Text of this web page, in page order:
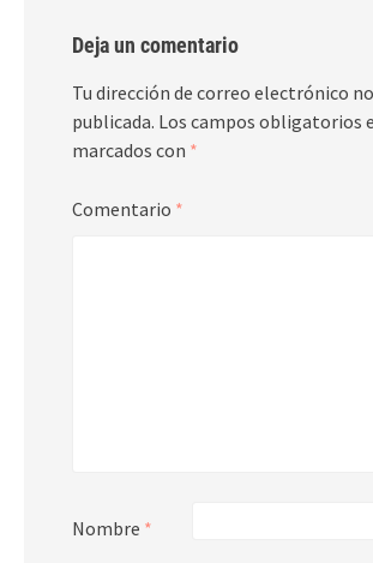
Deja un comentario
Tu dirección de correo electrónico
publicada. Los campos obligatorios
marcados con *
Comentario *
Nombre *